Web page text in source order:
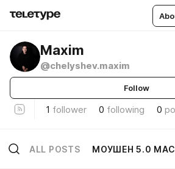
Maxim
@chelyshev.maxim
Follow
1 follower 0 following 0
ALL POSTS МОУШЕН 5.0